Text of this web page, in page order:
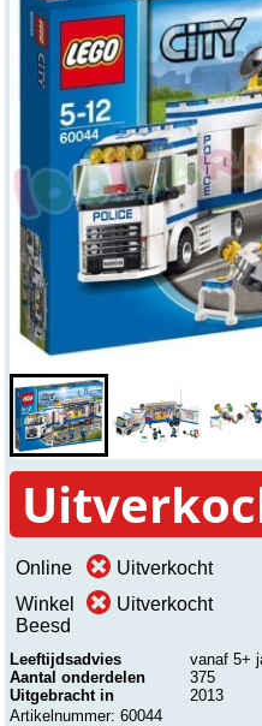
Online
Uitverkocht
Winkel
Beesd
Uitverkocht
Leeftijdsadvies
vanaf 5+
Aantal onderdelen
375
Uitgebracht in
2013
Artikelnummer: 60044